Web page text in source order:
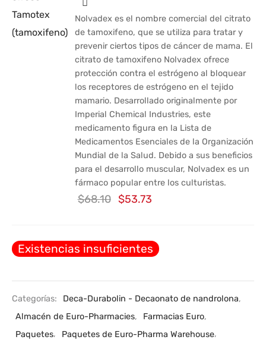
Nolvadex es el nombre comercial del citrato
de tamoxifeno, que se utiliza para tratar y
prevenir ciertos tipos de cáncer de mama. El
citrato de tamoxifeno Nolvadex ofrece
protección contra el estrógeno al bloquear
los receptores de estrógeno en el tejido
mamario. Desarrollado originalmente por
Imperial Chemical Industries, este
medicamento figura en la Lista de
Medicamentos Esenciales de la Organización
Mundial de la Salud. Debido a sus beneficios
para el desarrollo muscular, Nolvadex es un
fármaco popular entre los culturistas.
$68.10 El
original
era:
$53.73
actual
es:
Existencias insuficientes
Categorías: Deca-Durabolin - Decaonato de nandrolona,
Almacén de Euro-Pharmacies, Farmacias Euro,
Paquetes, Paquetes de Euro-Pharma Warehouse,